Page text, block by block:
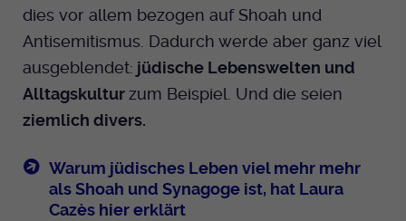
dies vor allem bezogen auf Shoah und
Antisemitismus. Dadurch werde aber ganz viel
ausgeblendet: jüdische Lebenswelten und
Alltagskulturzum Beispiel. Und die seien
ziemlich divers.
Warum jüdisches Leben viel mehr mehr
als Shoah und Synagoge ist, hat Laura
Cazès hier erklärt